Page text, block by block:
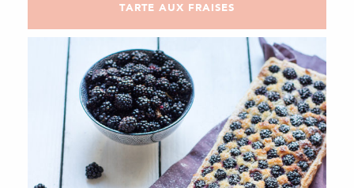
TARTE AUX FRAISES